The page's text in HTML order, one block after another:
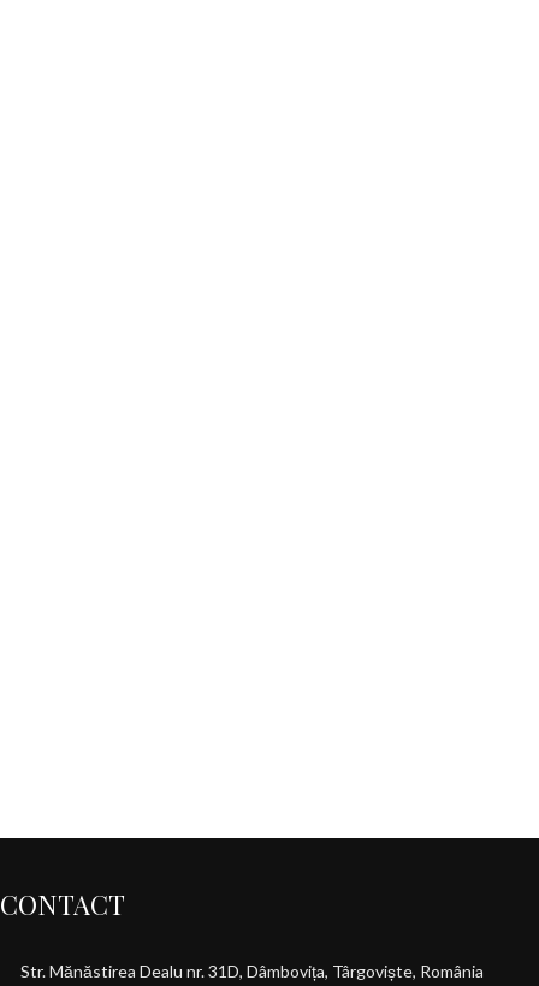
CONTACT
Str. Mănăstirea Dealu nr. 31D, Dâmbovița, Târgoviște, România